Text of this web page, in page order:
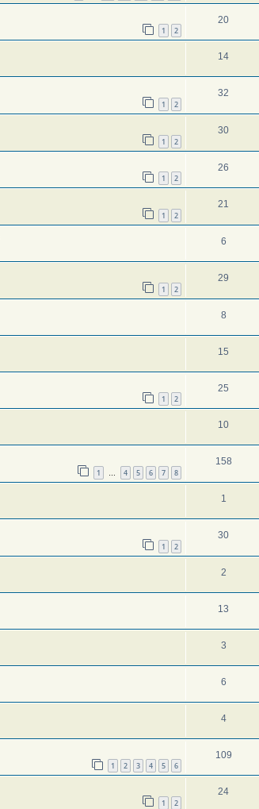
1 2
20
14
1 2
32
1 2
30
1 2
26
1 2
21
6
1 2
29
8
15
1 2
25
10
1 … 4 5 6 7 8
158
1
1 2
30
2
13
3
6
4
1 2 3 4 5 6
109
1 2
24